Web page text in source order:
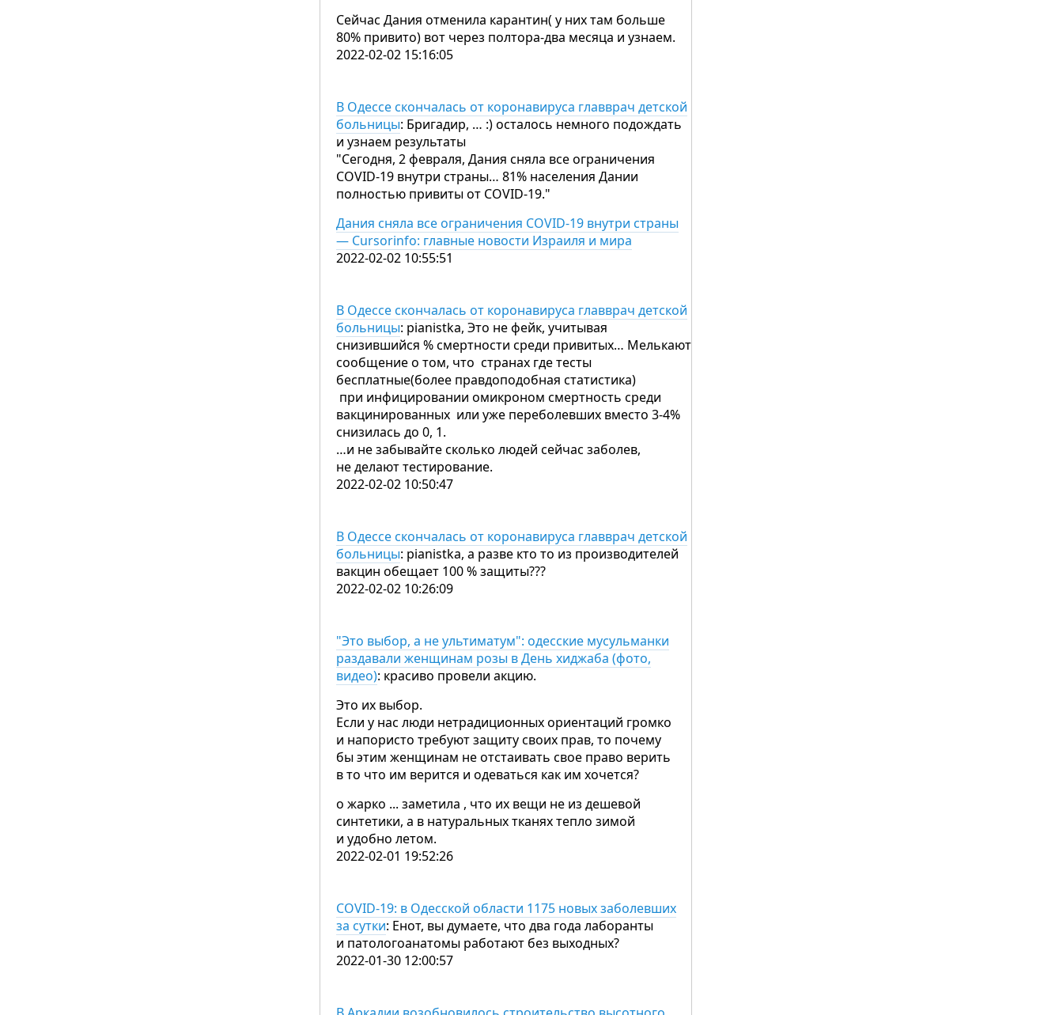
Сейчас Дания отменила карантин( у них там больше
80% привито) вот через полтора-два месяца и узнаем.
2022-02-02 15:16:05
В Одессе скончалась от коронавируса главврач детской
больницы: Бригадир, … :) осталось немного подождать
и узнаем результаты
"Сегодня, 2 февраля, Дания сняла все ограничения
COVID-19 внутри страны… 81% населения Дании
полностью привиты от COVID-19."
Дания сняла все ограничения COVID-19 внутри страны
— Cursorinfo: главные новости Израиля и мира
2022-02-02 10:55:51
В Одессе скончалась от коронавируса главврач детской
больницы: pianistka, Это не фейк, учитывая
снизившийся % смертности среди привитых… Мелькают
сообщение о том, что странах где тесты
бесплатные(более правдоподобная статистика)
при инфицировании омикроном смертность среди
вакцинированных или уже переболевших вместо 3-4%
снизилась до 0, 1.
…и не забывайте сколько людей сейчас заболев,
не делают тестирование.
2022-02-02 10:50:47
В Одессе скончалась от коронавируса главврач детской
больницы: pianistka, а разве кто то из производителей
вакцин обещает 100 % защиты???
2022-02-02 10:26:09
"Это выбор, а не ультиматум": одесские мусульманки
раздавали женщинам розы в День хиджаба (фото,
видео): красиво провели акцию.
Это их выбор.
Если у нас люди нетрадиционных ориентаций громко
и напористо требуют защиту своих прав, то почему
бы этим женщинам не отстаивать свое право верить
в то что им верится и одеваться как им хочется?
о жарко ... заметила , что их вещи не из дешевой
синтетики, а в натуральных тканях тепло зимой
и удобно летом.
2022-02-01 19:52:26
COVID-19: в Одесской области 1175 новых заболевших
за сутки: Енот, вы думаете, что два года лаборанты
и патологоанатомы работают без выходных?
2022-01-30 12:00:57